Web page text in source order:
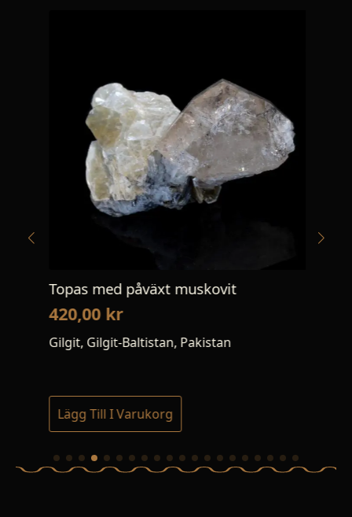
Topas med påväxt muskovit
420,00 kr
Gilgit, Gilgit-Baltistan, Pakistan
Lägg Till I Varukorg